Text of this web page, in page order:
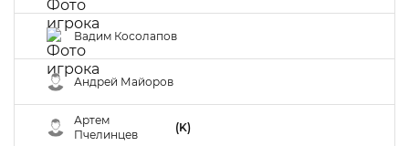
Вадим Косолапов
Андрей Майоров
Артем
Пчелинцев
(K)